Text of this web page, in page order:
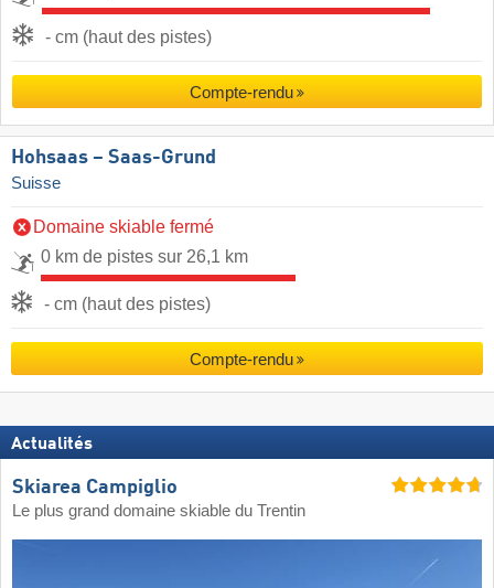
- cm (haut des pistes)
Compte-rendu
Hohsaas – Saas-Grund
Suisse
Domaine skiable fermé
0 km de pistes sur 26,1 km
- cm (haut des pistes)
Compte-rendu
Actualités
Skiarea Campiglio
Le plus grand domaine skiable du Trentin